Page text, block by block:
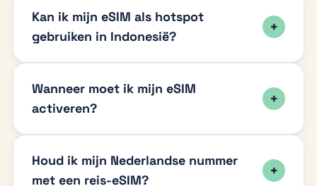
Kan ik mijn eSIM als hotspot
gebruiken in Indonesië?
Wanneer moet ik mijn eSIM
activeren?
Houd ik mijn Nederlandse nummer
met een reis-eSIM?